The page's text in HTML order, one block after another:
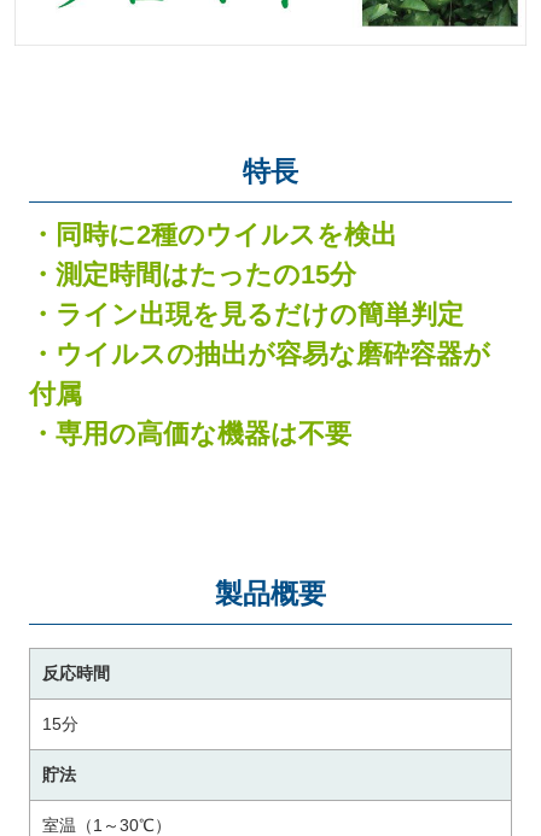
特長
・同時に2種のウイルスを検出
・測定時間はたったの15分
・ライン出現を見るだけの簡単判定
・ウイルスの抽出が容易な磨砕容器が
付属
・専用の高価な機器は不要
製品概要
反応時間
15分
貯法
室温（1～30℃）